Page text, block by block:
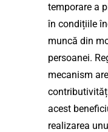
temporare a
în condițiile
muncă din
persoanei.
mecanism
acest
realizarea